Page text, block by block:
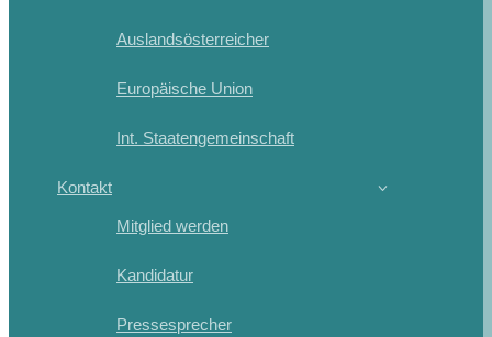
Auslandsösterreicher
Europäische Union
Int. Staatengemeinschaft
Kontakt
Mitglied werden
Kandidatur
Pressesprecher